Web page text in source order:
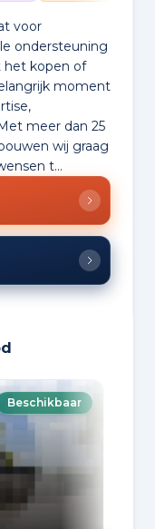
voor
ondersteuning
het kopen of
moment
meer dan 25
wij graag
t...
Beschikbaar